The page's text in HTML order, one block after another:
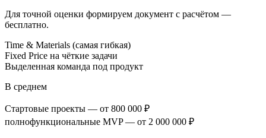
Для точной оценки формируем документ с расчётом —
бесплатно.
Time & Materials (самая гибкая)
Fixed Price на чёткие задачи
Выделенная команда под продукт
В среднем
Стартовые проекты — от 800 000 ₽
полнофункциональные MVP — от 2 000 000 ₽